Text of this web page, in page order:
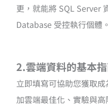
更，就能將 SQL Server
Database 受控執行個體。
2.雲端資料的基本
立即填寫可協助您獲取
加雲端最佳化、實驗與